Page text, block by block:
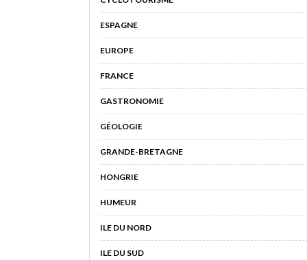
ESPAGNE
EUROPE
FRANCE
GASTRONOMIE
GÉOLOGIE
GRANDE-BRETAGNE
HONGRIE
HUMEUR
ILE DU NORD
ILE DU SUD